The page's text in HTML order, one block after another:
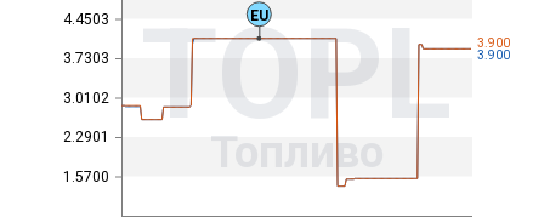
1.5700
2.2901
3.0102
3.7303
4.4503 TOPL
Топливо
3.900
3.900
EU